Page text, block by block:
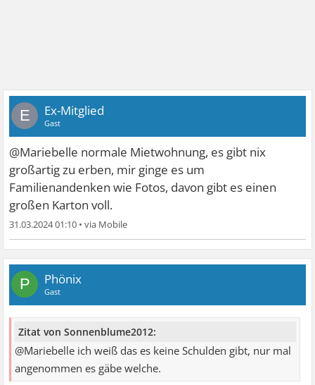
E Ex-Mitglied
Gast
@Mariebelle normale Mietwohnung, es gibt nix
großartig zu erben, mir ginge es um
Familienandenken wie Fotos, davon gibt es einen
großen Karton voll.
31.03.2024 01:10 •
P Phönix
Gast
Zitat von Sonnenblume2012:
@Mariebelle ich weiß das es keine Schulden gibt, nur mal
angenommen es gäbe welche.